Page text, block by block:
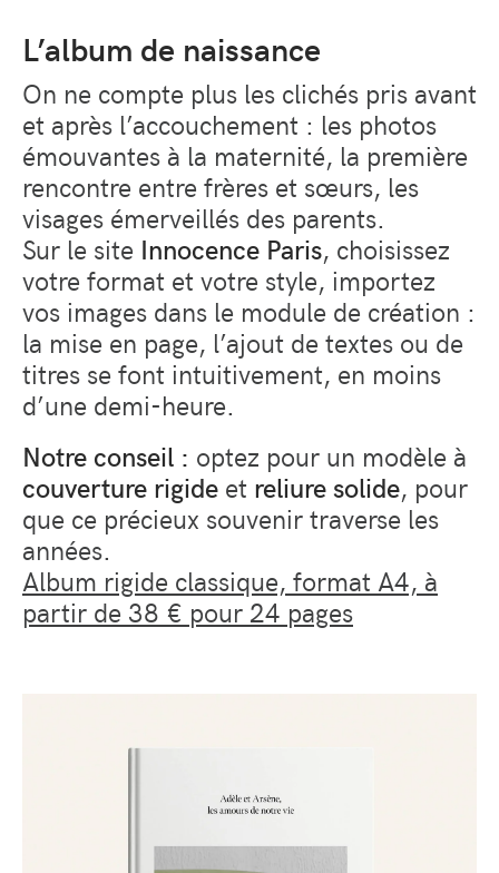
L’album de naissance
On ne compte plus les clichés pris avant
et après l’accouchement : les photos
émouvantes à la maternité, la première
rencontre entre frères et sœurs, les
visages émerveillés des parents.
Sur le site Innocence Paris, choisissez
votre format et votre style, importez
vos images dans le module de création :
la mise en page, l’ajout de textes ou de
titres se font intuitivement, en moins
d’une demi-heure.
Notre conseil : optez pour un modèle à
couverture rigide et reliure solide, pour
que ce précieux souvenir traverse les
années.
Album rigide classique, format A4, à
partir de 38 € pour 24 pages